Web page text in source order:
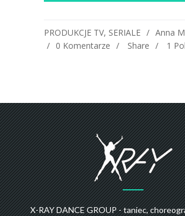
PRODUKCJE TV, SERIALE
Anna
0 Komentarze
Share 1
X-RAY DANCE GROUP - taniec,